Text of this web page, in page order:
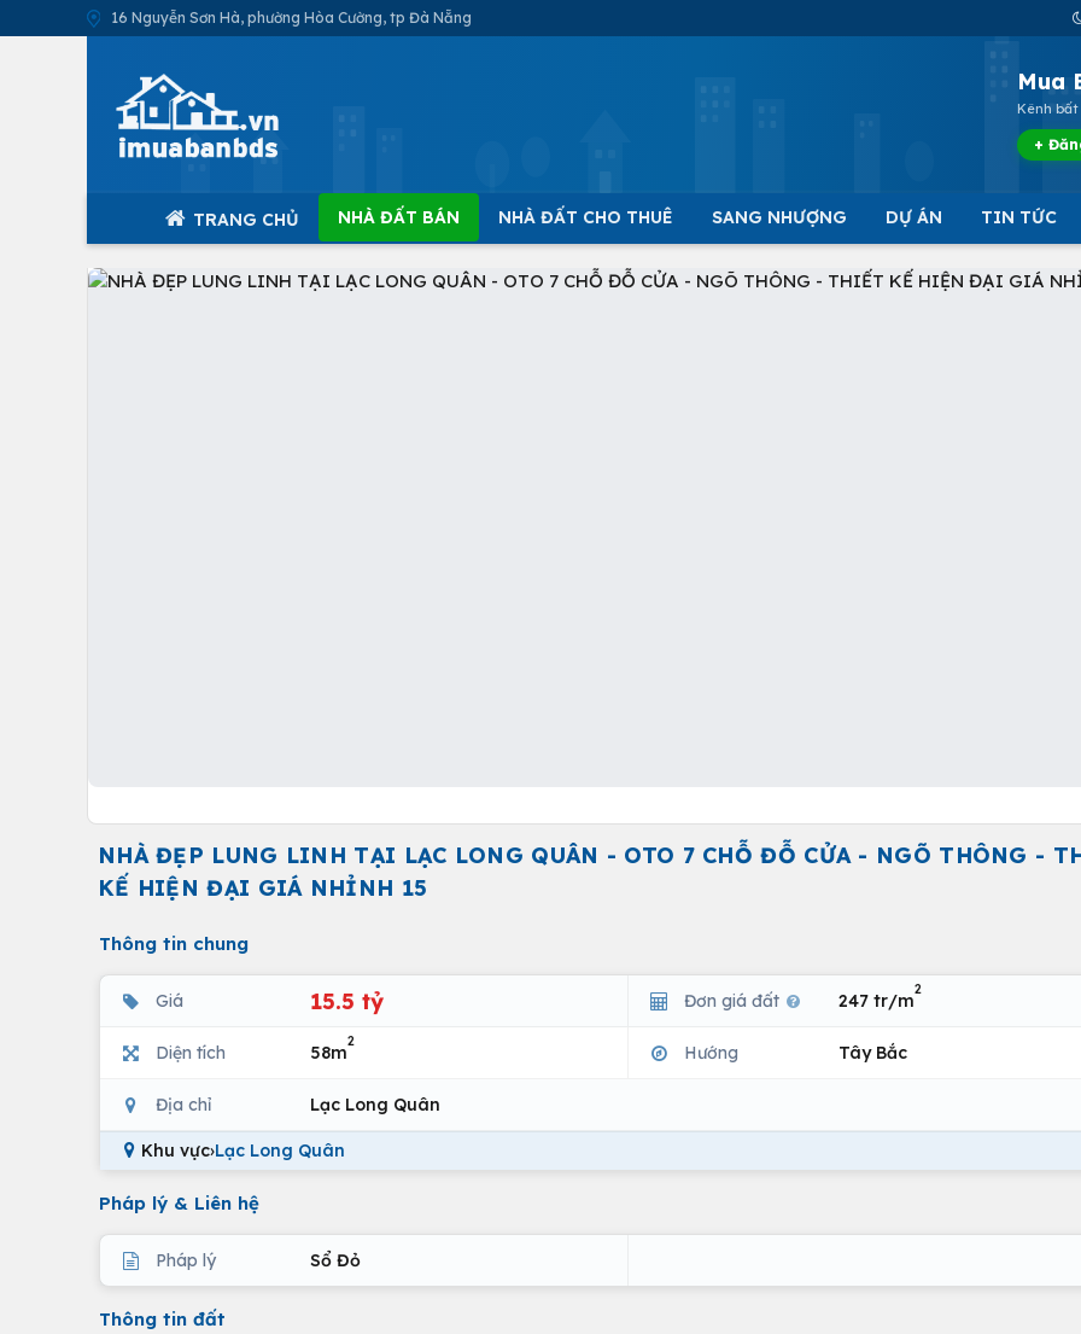
16 Nguyễn Sơn Hà, phường Hòa Cường, tp Đà Nẵng
Mua
Kênh
+
TRANG CHỦ NHÀ ĐẤT BÁN NHÀ ĐẤT CHO THUÊ SANG NHƯỢNG DỰ ÁN TIN TỨC
NHÀ ĐẸP LUNG LINH TẠI LẠC LONG QUÂN - OTO 7 CHỖ ĐỖ CỬA - NGÕ THÔNG -
KẾ HIỆN ĐẠI GIÁ NHỈNH 15
Thông tin chung
Giá 15.5 tỷ Đơn giá đất 247 tr/m
2
Diện tích 58m
2
Hướng Tây Bắc
Địa chỉ Lạc Long Quân
Khu vực›Lạc Long Quân
Pháp lý & Liên hệ
Pháp lý Sổ Đỏ
Thông tin đất